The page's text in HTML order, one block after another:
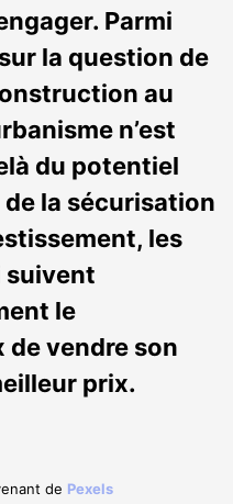
Parmi
la question de
au
n’est
du potentiel
la sécurisation
les
suivent
le
vendre son
prix.
de Pexels